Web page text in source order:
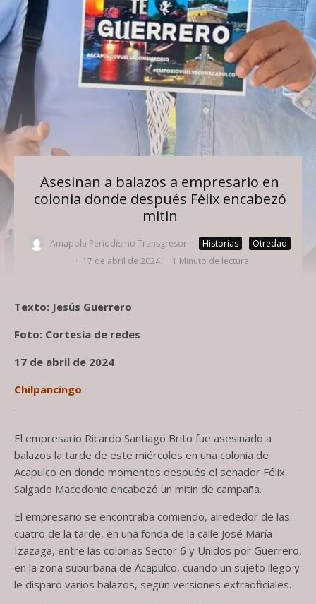
Asesinan a balazos a empresario en
colonia donde después Félix encabezó
mitin
Amapola Periodismo Transgresor · Historias
Otredad
· 17 de abril de 2024 · 1 Minuto de lectura
Texto: Jesús Guerrero
Foto: Cortesía de redes
17 de abril de 2024
Chilpancingo
El empresario Ricardo Santiago Brito fue asesinado a
balazos la tarde de este miércoles en una colonia de
Acapulco en donde momentos después el senador Félix
Salgado Macedonio encabezó un mitin de campaña.
El empresario se encontraba comiendo, alrededor de las
cuatro de la tarde, en una fonda de la calle José María
Izazaga, entre las colonias Sector 6 y Unidos por Guerrero,
en la zona suburbana de Acapulco, cuando un sujeto llegó y
le disparó varios balazos, según versiones extraoficiales.